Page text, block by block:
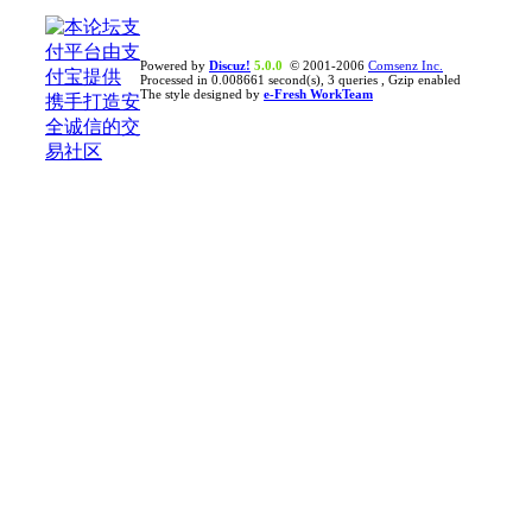
Powered by Discuz! 5.0.0 © 2001-2006 Comsenz Inc.
Processed in 0.008661 second(s), 3 queries , Gzip enabled
The style designed by e-Fresh WorkTeam